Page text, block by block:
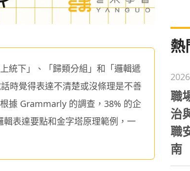
統下」、「歸類分組」和「邏輯遞
時覺得表達不清楚或沒條理是不善
據 Grammarly 的調查，38% 的企
表達要點和金字塔原理範例，一
熱
職
治
職
南